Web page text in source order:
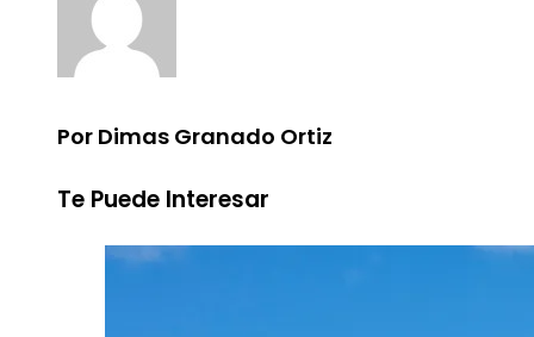
Por Dimas Granado Ortiz
Te Puede Interesar